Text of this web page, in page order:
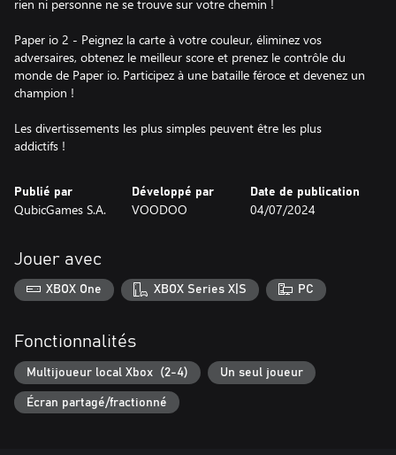
rien ni personne ne se trouve sur votre chemin !
Paper io 2 - Peignez la carte à votre couleur, éliminez vos
adversaires, obtenez le meilleur score et prenez le contrôle du
monde de Paper io. Participez à une bataille féroce et devenez un
champion !
Les divertissements les plus simples peuvent être les plus
addictifs !
Publié par
QubicGames S.A.
Développé par
VOODOO
Date de publication
04/07/2024
Jouer avec
XBOX One XBOX Series X|S PC
Fonctionnalités
Multijoueur local Xbox (2-4) Un seul joueur
Écran partagé/fractionné